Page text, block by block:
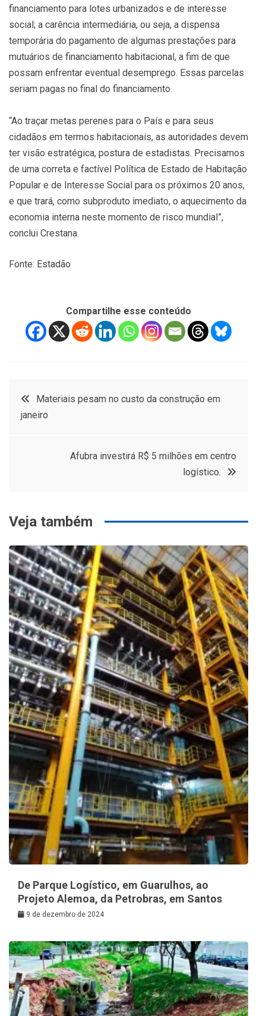
financiamento para lotes urbanizados e de interesse
social; a carência intermediária, ou seja, a dispensa
temporária do pagamento de algumas prestações para
mutuários de financiamento habitacional, a fim de que
possam enfrentar eventual desemprego. Essas parcelas
seriam pagas no final do financiamento.
“Ao traçar metas perenes para o País e para seus
cidadãos em termos habitacionais, as autoridades devem
ter visão estratégica, postura de estadistas. Precisamos
de uma correta e factível Política de Estado de Habitação
Popular e de Interesse Social para os próximos 20 anos,
e que trará, como subproduto imediato, o aquecimento da
economia interna neste momento de risco mundial”,
conclui Crestana.
Fonte: Estadão
Compartilhe esse conteúdo
Navegação
de
Materiais pesam no custo da construção em
janeiro
Afubra investirá R$ 5 milhões em centro
logístico.
Veja também
De Parque Logístico, em Guarulhos, ao
Projeto Alemoa, da Petrobras, em Santos
9 de dezembro de 2024